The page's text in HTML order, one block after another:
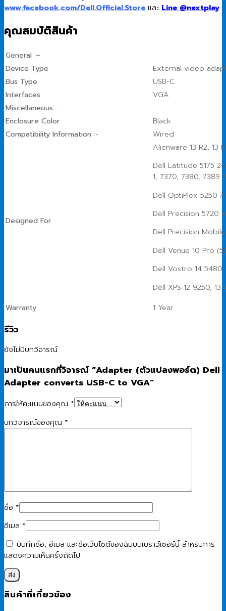
www.facebook.com/Dell.Official.Store และ Line @nextplay
คุณสมบัติสินค้า
General :–
Device Type
External video
Bus Type
USB-C
Interfaces
VGA
Miscellaneous :–
Enclosure Color
Black
Compatibility Information :- Wired
Designed For
Alienware 13 R2, 13
Dell Latitude 5175
1, 7370, 7380, 7389
Dell OptiPlex 5250
Dell Precision 5720
Dell Precision
Dell Venue 10 Pro
Dell Vostro 14
Dell XPS 12 9250,
Warranty
1 Year
รีวิว
ยังไม่มีบทวิจารณ์
มาเป็นคนแรกที่วิจารณ์ “Adapter (ตัวแปลงพอร์ต) Dell
Adapter converts USB-C to VGA”
การให้คะแนนของคุณ *
บทวิจารณ์ของคุณ *
ชื่อ *
อีเมล *
บันทึกชื่อ, อีเมล และชื่อเว็บไซต์ของฉันบนเบราว์เซอร์นี้ สำหรับการ
แสดงความเห็นครั้งถัดไป
สินค้าที่เกี่ยวข้อง